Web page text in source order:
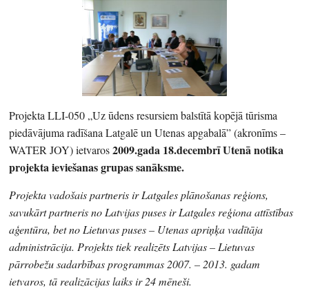
Projekta LLI-050 „Uz ūdens resursiem balstītā kopējā tūrisma
piedāvājuma radīšana Latgalē un Utenas apgabalā” (akronīms –
WATER JOY) ietvaros2009.gada 18.decembrī Utenā notika
projekta ieviešanas grupas sanāksme.
Projekta vadošais partneris ir Latgales plānošanas reģions,
savukārt partneris no Latvijas puses ir Latgales reģiona attīstības
aģentūra, bet no Lietuvas puses – Utenas apriņķa vadītāja
administrācija. Projekts tiek realizēts Latvijas – Lietuvas
pārrobežu sadarbības programmas 2007. – 2013. gadam
ietvaros, tā realizācijas laiks ir 24 mēneši.